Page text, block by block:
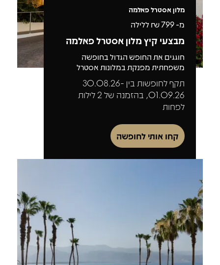
מלון אסטרל פאלמה
מ-799₪ ללילה
מבצעי קיץ מלון אסטרל פאלמה
חוגגים את החופש הגדול בחופשה
משפחתית מפנקת במלונות אסטרל
תקף לחופשות בין 30.08.26-
01.09.26, בהזמנה של 2 לילות
לפחות
קחו אותי לחופשה